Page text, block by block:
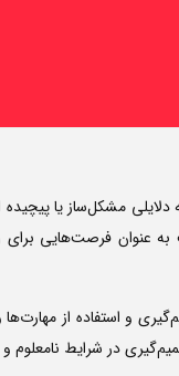
مشکل‌ساز یا
فرصت‌هایی برای
و استفاده از
در شرایط نامعلوم